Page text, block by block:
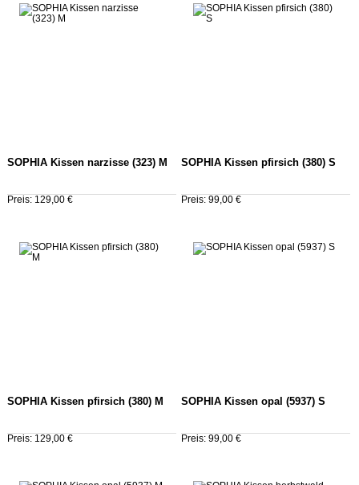
SOPHIA Kissen narzisse (323) M
Preis: 129,00 €
SOPHIA Kissen pfirsich (380) S
Preis: 99,00 €
SOPHIA Kissen pfirsich (380) M
Preis: 129,00 €
SOPHIA Kissen opal (5937) S
Preis: 99,00 €